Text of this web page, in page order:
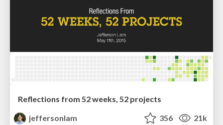
Reflections from 52 weeks, 52 projects
jeffersonlam
356 21k